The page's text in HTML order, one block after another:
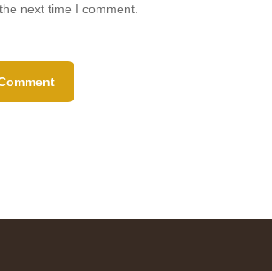
next time I comment.